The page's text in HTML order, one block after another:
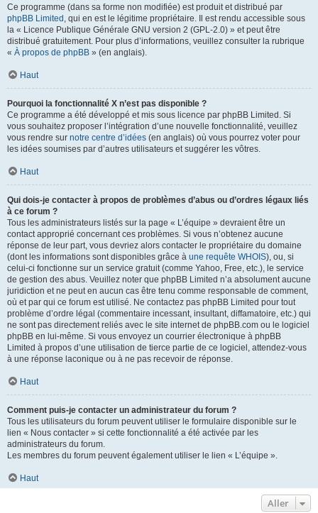
Ce programme (dans sa forme non modifiée) est produit et distribué par
phpBB Limited , qui en est le légitime propriétaire. Il est rendu accessible sous
la « Licence Publique Générale GNU version 2 (GPL-2.0) » et peut être
distribué gratuitement. Pour plus d’informations, veuillez consulter la rubrique
« À propos de phpBB » (en anglais).
Haut
Pourquoi la fonctionnalité X n’est pas disponible ?
Ce programme a été développé et mis sous licence par phpBB Limited. Si
vous souhaitez proposer l’intégration d’une nouvelle fonctionnalité, veuillez
vous rendre sur notre centre d’idées (en anglais) où vous pourrez voter pour
les idées soumises par d’autres utilisateurs et suggérer les vôtres.
Haut
Qui dois-je contacter à propos de problèmes d’abus ou d’ordres légaux liés
à ce forum ?
Tous les administrateurs listés sur la page « L’équipe » devraient être un
contact approprié concernant ces problèmes. Si vous n’obtenez aucune
réponse de leur part, vous devriez alors contacter le propriétaire du domaine
(dont les informations sont disponibles grâce à une requête WHOIS), ou, si
celui-ci fonctionne sur un service gratuit (comme Yahoo, Free, etc.), le service
de gestion des abus. Veuillez noter que phpBB Limited n’a absolument aucune
juridiction et ne peut en aucun cas être tenu comme responsable de comment,
où et par qui ce forum est utilisé. Ne contactez pas phpBB Limited pour tout
problème d’ordre légal (commentaire incessant, insultant, diffamatoire, etc.) qui
ne sont pas directement reliés avec le site internet de phpBB.com ou le logiciel
phpBB en lui-même. Si vous envoyez un courrier électronique à phpBB
Limited à propos d’une utilisation de tierce partie de ce logiciel, attendez-vous
à une réponse laconique ou à ne pas recevoir de réponse.
Haut
Comment puis-je contacter un administrateur du forum ?
Tous les utilisateurs du forum peuvent utiliser le formulaire disponible sur le
lien « Nous contacter » si cette fonctionnalité a été activée par les
administrateurs du forum.
Les membres du forum peuvent également utiliser le lien « L’équipe ».
Haut
Aller